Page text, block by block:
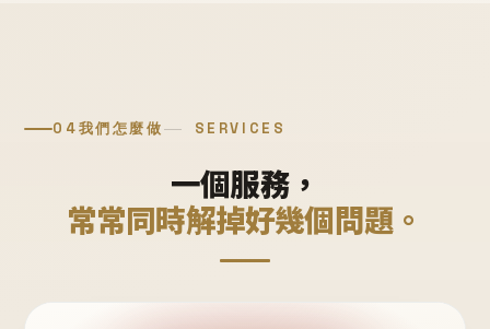
04我們怎麼做 SERVICES
一個服務，
常常同時解掉好幾個問題。